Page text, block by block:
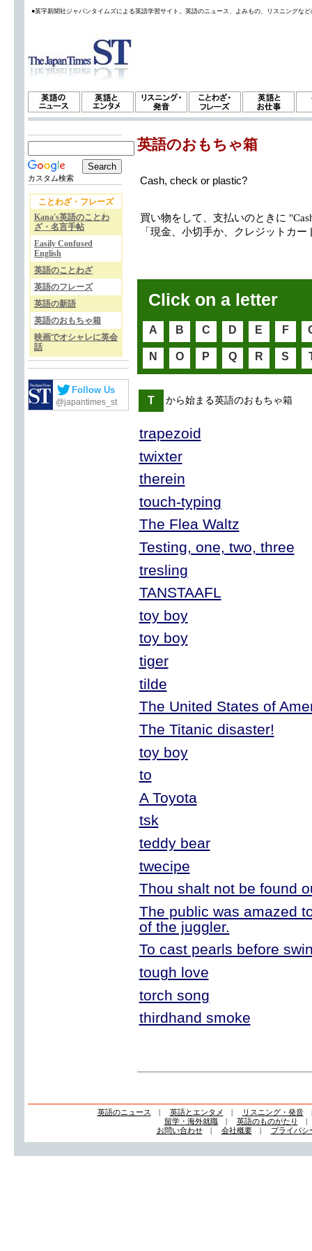
●英字新聞社ジャパンタイムズによる英語学習サイト。英語のニュース、よみもの、リスニングな
カスタム検索
ことわざ・フレーズ
Kana's英語のことわ
ざ・名言手帖
Easily Confused
English
英語のことわざ
英語のフレーズ
英語の新語
英語のおもちゃ箱
映画でオシャレに英会
話
Follow Us
@japantimes_st
英語のおもちゃ箱
Cash, check or plastic?
買い物をして、支払いのときに
「現金、小切手か、クレジットカ
Click on a letter
A B C D E F
N O P Q R S
T から始まる英語のおもちゃ箱
trapezoid
twixter
therein
touch-typing
The Flea Waltz
Testing, one, two, three
tresling
TANSTAAFL
toy boy
toy boy
tiger
tilde
The United States of
The Titanic disaster!
toy boy
to
A Toyota
tsk
teddy bear
twecipe
Thou shalt not be found
The public was amazed
of the juggler.
To cast pearls before
tough love
torch song
thirdhand smoke
英語のニュース | 英語とエンタメ | リスニング・発音
留学・海外就職| 英語のものがたり
お問い合わせ| 会社概要| プライバシ